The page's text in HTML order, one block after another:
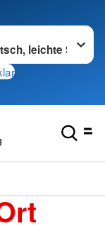
wechseln zu